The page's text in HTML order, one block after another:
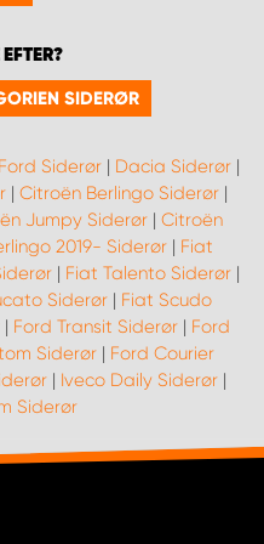
SIDERØR
Ford Siderør | Dacia Siderør |
| Citroën Berlingo Siderør |
Jumpy Siderør| Citroën
2019- Siderør| Fiat
| Fiat Talento Siderør|
Siderør| Fiat Scudo
| Ford Transit Siderør | Ford
Siderør| Ford Courier
| Iveco Daily Siderør |
Siderør